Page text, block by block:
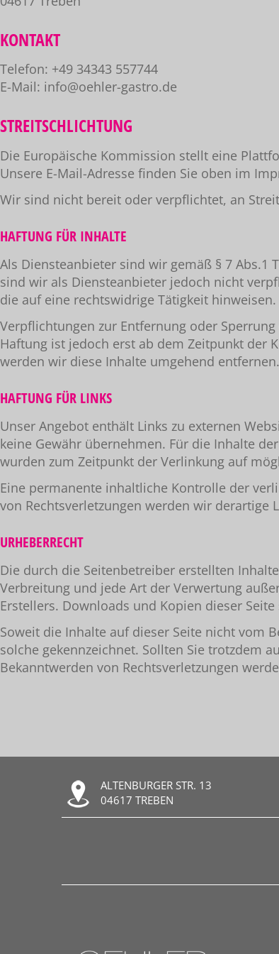
KONTAKT
Telefon: +49 34343 557744
E-Mail: info@oehler-gastro.de
STREITSCHLICHTUNG
Die Europäische Kommission stellt eine
Unsere E-Mail-Adresse finden Sie oben im
Wir sind nicht bereit oder verpflichtet, an
HAFTUNG FÜR INHALTE
Als Diensteanbieter sind wir gemäß § 7 Abs.1
sind wir als Diensteanbieter jedoch nicht
die auf eine rechtswidrige Tätigkeit hinweisen.
Verpflichtungen zur Entfernung oder
Haftung ist jedoch erst ab dem Zeitpunkt der
werden wir diese Inhalte umgehend entfernen.
HAFTUNG FÜR LINKS
Unser Angebot enthält Links zu externen
keine Gewähr übernehmen. Für die Inhalte
wurden zum Zeitpunkt der Verlinkung auf
Eine permanente inhaltliche Kontrolle der
von Rechtsverletzungen werden wir derartige
URHEBERRECHT
Die durch die Seitenbetreiber erstellten
Verbreitung und jede Art der Verwertung
Erstellers. Downloads und Kopien dieser
Soweit die Inhalte auf dieser Seite nicht vom
solche gekennzeichnet. Sollten Sie trotzdem
Bekanntwerden von Rechtsverletzungen
ALTENBURGER STR. 13
04617 TREBEN